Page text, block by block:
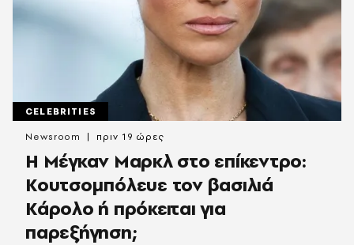
CELEBRITIES
Η Μέγκαν Μαρκλ στο επίκεντρο:
Κουτσομπόλευε τον βασιλιά
Κάρολο ή πρόκειται για
παρεξήγηση;
Newsroom πριν 19 ώρες